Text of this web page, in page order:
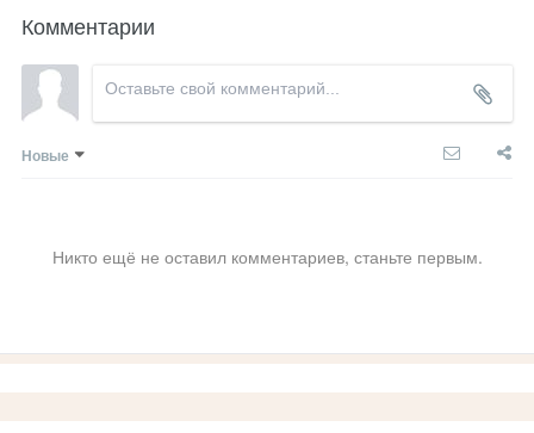
Комментарии
Новые
Никто ещё не оставил комментариев, станьте первым.